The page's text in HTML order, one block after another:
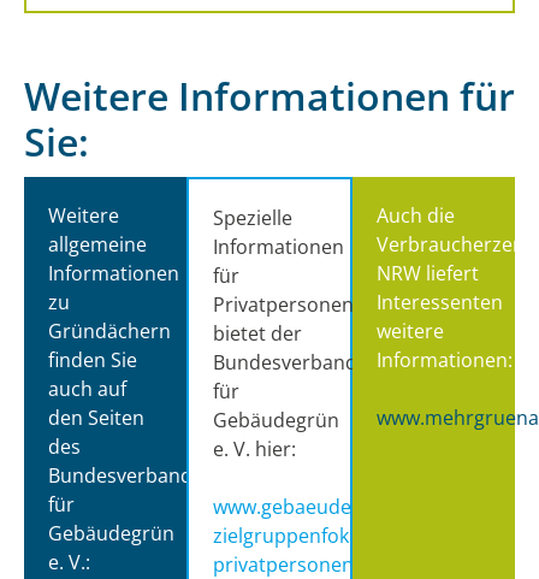
Weitere Informationen für
Sie:
Weitere
allgemeine
Informationen
zu
Gründächern
finden Sie
auch auf
den Seiten
des
Bundesverbandes
für
Gebäudegrün
e. V.:
Spezielle
Informationen
für
Privatpersonen
bietet der
Bundesverband
für
Gebäudegrün
e. V. hier:
www.gebaeudegruen.info/
zielgruppenfokus/fuer-
privatpersonen/
Auch die
NRW liefert
Interessenten
weitere
Informationen: